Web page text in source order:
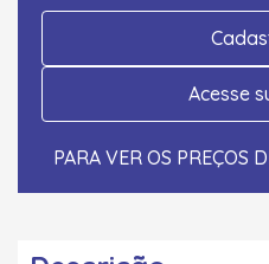
Acesse
PARA VER OS PREÇOS